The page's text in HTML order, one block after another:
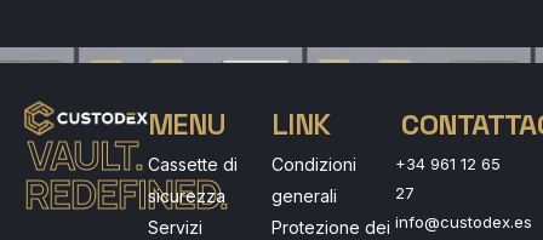
VAULT.
REDEFINED.
MENU
Cassette di
sicurezza
Servizi
LINK
Condizioni
generali
Protezione dei
+34 961 12 65
27
info@custodex.es